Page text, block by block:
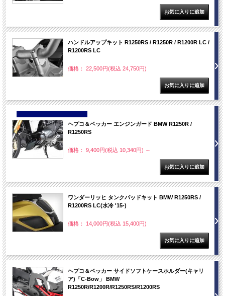
ハンドルアップキット R1250RS / R1250R / R1200R LC /
R1200RS LC
価格： 22,500円(税込 24,750円)
ヘプコ＆ベッカー エンジンガード BMW R1250R /
R1250RS
価格： 9,400円(税込 10,340円) ～
ワンダーリッヒ タンクパッドキット BMW R1250RS /
R1200RS LC(水冷 '15-)
価格： 14,000円(税込 15,400円)
ヘプコ＆ベッカー サイドソフトケースホルダー(キャリ
ア)「C-Bow」 BMW
R1250R/R1200R/R1250RS/R1200RS